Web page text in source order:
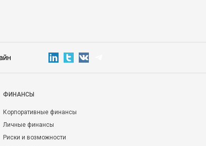
ФИНАНСЫ
Корпоративные финансы
Личные финансы
Риски и возможности